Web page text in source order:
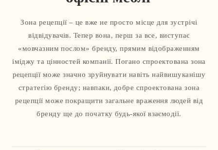
Зона рецепції – це вже не просто місце для зустрічі
відвідувачів. Тепер вона, перш за все, виступає
«мовчазним послом» бренду, прямим відображенням
іміджу та цінностей компанії. Погано спроектована зона
рецепції може значно зруйнувати навіть найвишуканішу
стратегію бренду; навпаки, добре спроектована зона
рецепції може покращити загальне враження людей від
бренду ще до початку будь-якої взаємодії.